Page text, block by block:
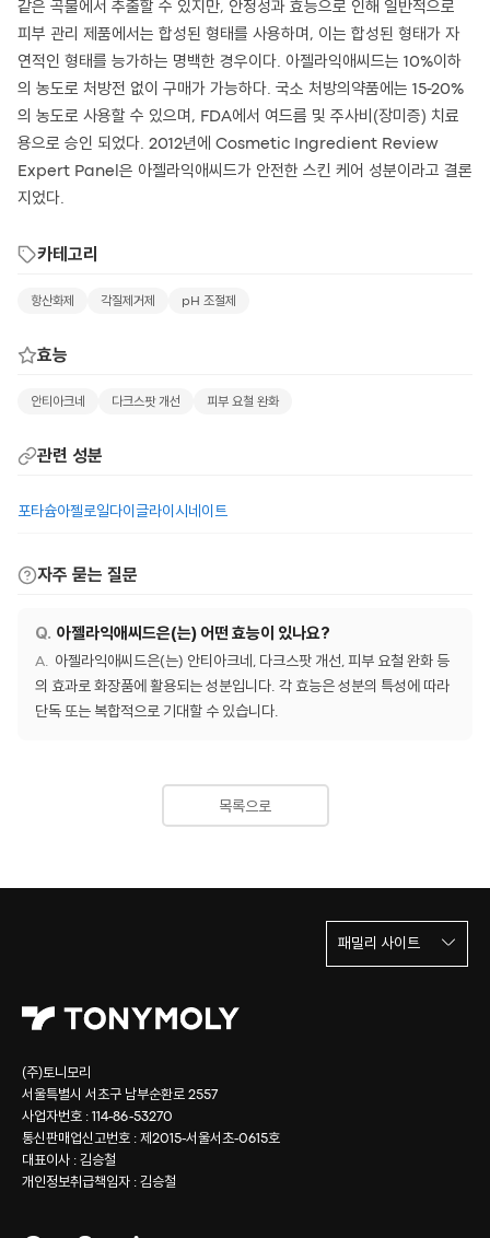
같은 곡물에서 추출할 수 있지만, 안정성과 효능으로 인해 일반적으로
피부 관리 제품에서는 합성된 형태를 사용하며, 이는 합성된 형태가 자
연적인 형태를 능가하는 명백한 경우이다. 아젤라익애씨드는 10%이하
의 농도로 처방전 없이 구매가 가능하다. 국소 처방의약품에는 15-20%
의 농도로 사용할 수 있으며, FDA에서 여드름 및 주사비(장미증) 치료
용으로 승인 되었다. 2012년에 Cosmetic Ingredient Review
Expert Panel은 아젤라익애씨드가 안전한 스킨 케어 성분이라고 결론
지었다.
카테고리
항산화제 각질제거제 pH 조절제
효능
안티아크네 다크스팟 개선 피부 요철 완화
관련 성분
포타슘아젤로일다이글라이시네이트
자주 묻는 질문
아젤라익애씨드은(는) 어떤 효능이 있나요?
아젤라익애씨드은(는) 안티아크네, 다크스팟 개선, 피부 요철 완화 등
의 효과로 화장품에 활용되는 성분입니다. 각 효능은 성분의 특성에 따라
단독 또는 복합적으로 기대할 수 있습니다.
목록으로
(주)토니모리
서울특별시 서초구 남부순환로 2557
사업자번호 : 114-86-53270
통신판매업신고번호 : 제2015-서울서초-0615호
대표이사 : 김승철
개인정보취급책임자 : 김승철
패밀리 사이트